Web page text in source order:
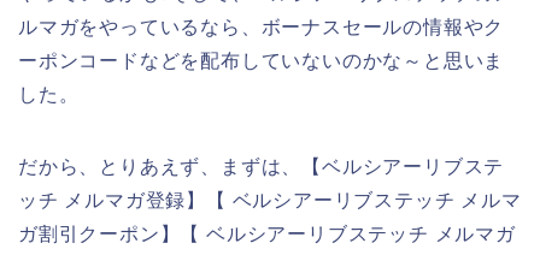
ルマガをやっているなら、ボーナスセールの情報やク
ーポンコードなどを配布していないのかな～と思いま
した。
だから、とりあえず、まずは、【ベルシアーリブステ
ッチ メルマガ登録】【 ベルシアーリブステッチ メルマ
ガ割引クーポン】【 ベルシアーリブステッチ メルマガ